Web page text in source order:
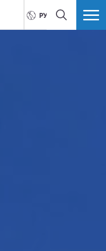
РУССКИЙ
ПОИСК БОЛЬШЕ